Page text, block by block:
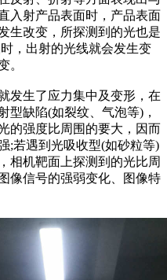
入射产品表面时，产品表面
生改变，所探测到的光也是
，出射的光线就会发生变
。
生了应力集中及变形，在
型缺陷(如裂纹、气泡等)，
的强度比周围的要大，因而
;若遇到光吸收型(如砂粒等)
相机靶面上探测到的光比周
像信号的强弱变化、图像特